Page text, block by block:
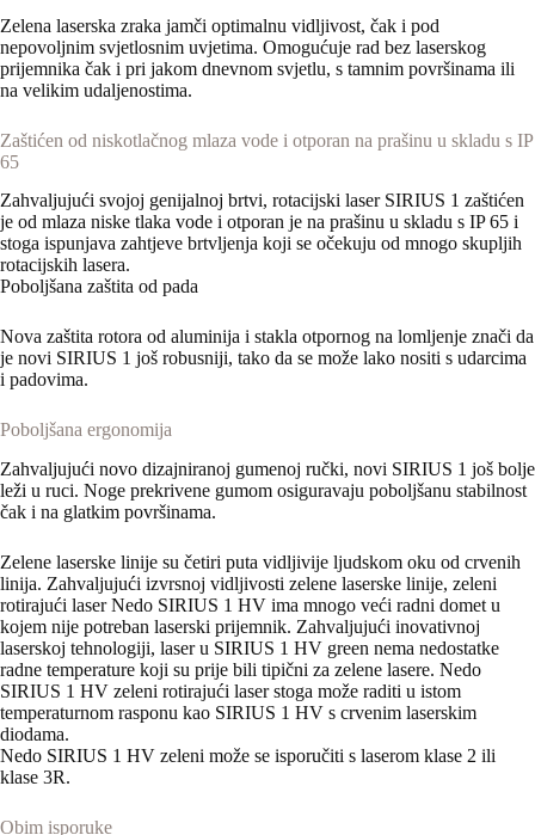
Zelena laserska zraka jamči optimalnu vidljivost, čak i pod
nepovoljnim svjetlosnim uvjetima. Omogućuje rad bez laserskog
prijemnika čak i pri jakom dnevnom svjetlu, s tamnim površinama ili
na velikim udaljenostima.
Zaštićen od niskotlačnog mlaza vode i otporan na prašinu u skladu s IP
65
Zahvaljujući svojoj genijalnoj brtvi, rotacijski laser SIRIUS 1 zaštićen
je od mlaza niske tlaka vode i otporan je na prašinu u skladu s IP 65 i
stoga ispunjava zahtjeve brtvljenja koji se očekuju od mnogo skupljih
rotacijskih lasera.
Poboljšana zaštita od pada
Nova zaštita rotora od aluminija i stakla otpornog na lomljenje znači da
je novi SIRIUS 1 još robusniji, tako da se može lako nositi s udarcima
i padovima.
Poboljšana ergonomija
Zahvaljujući novo dizajniranoj gumenoj ručki, novi SIRIUS 1 još bolje
leži u ruci. Noge prekrivene gumom osiguravaju poboljšanu stabilnost
čak i na glatkim površinama.
Zelene laserske linije su četiri puta vidljivije ljudskom oku od crvenih
linija. Zahvaljujući izvrsnoj vidljivosti zelene laserske linije, zeleni
rotirajući laser Nedo SIRIUS 1 HV ima mnogo veći radni domet u
kojem nije potreban laserski prijemnik. Zahvaljujući inovativnoj
laserskoj tehnologiji, laser u SIRIUS 1 HV green nema nedostatke
radne temperature koji su prije bili tipični za zelene lasere. Nedo
SIRIUS 1 HV zeleni rotirajući laser stoga može raditi u istom
temperaturnom rasponu kao SIRIUS 1 HV s crvenim laserskim
diodama.
Nedo SIRIUS 1 HV zeleni može se isporučiti s laserom klase 2 ili
klase 3R.
Obim isporuke